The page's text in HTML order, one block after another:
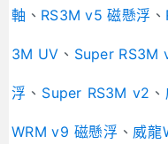
軸 、 RS3M v5 磁懸浮 、
3M UV 、 Super RS3M
浮 、 Super RS3M v2 、
WRM v9 磁懸浮 、 威龍